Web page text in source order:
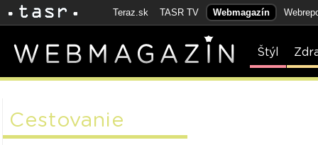
Teraz.sk TASR TV Webmagazín
Štýl
Cestovanie